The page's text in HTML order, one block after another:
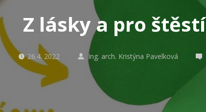
Z lásky a pro štěstí
26.4. 2022 Ing. arch. Kristýna Pavelková